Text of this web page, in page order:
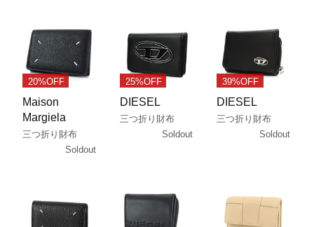
20%OFF
Maison
Margiela
三つ折り財布
Soldout
25%OFF
DIESEL
三つ折り財布
Soldout
39%OFF
DIESEL
三つ折り財布
Soldout